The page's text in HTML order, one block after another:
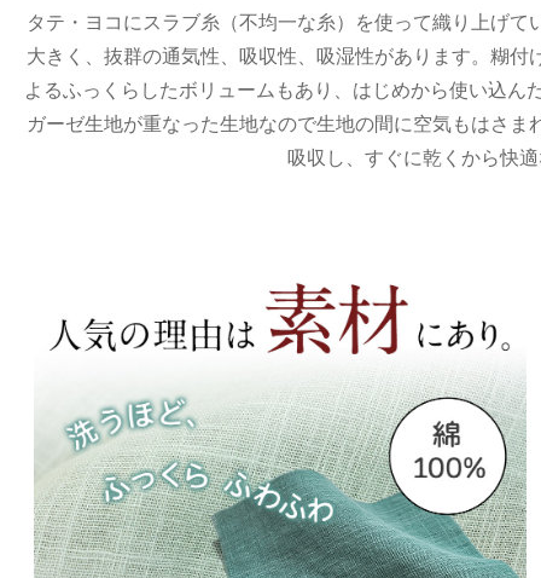
タテ・ヨコにスラブ糸（不均一な糸）を使って織り上げ
大きく、抜群の通気性、吸収性、吸湿性があります。糊
よるふっくらしたボリュームもあり、はじめから使い込ん
ガーゼ生地が重なった生地なので生地の間に空気もはさ
吸収し、すぐに乾くから快